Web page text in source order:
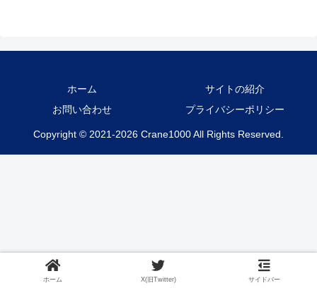
ホーム
サイトの紹介
お問い合わせ
プライバシーポリシー
Copyright © 2021-2026 Crane1000 All Rights Reserved.
ホーム X(旧Twitter) サイドバー